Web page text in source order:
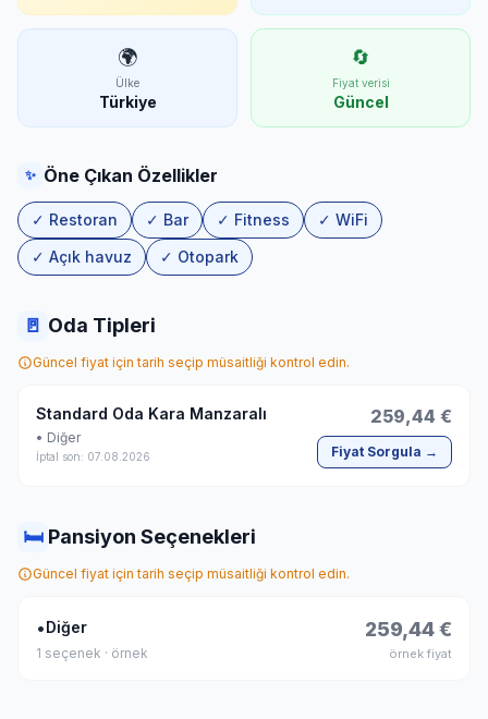
🌍
Ülke
Türkiye
🔄
Fiyat verisi
Güncel
✨ Öne Çıkan Özellikler
✓ Restoran ✓ Bar ✓ Fitness
✓ WiFi
✓ Açık havuz
✓ Otopark
🚪 Oda Tipleri
Güncel fiyat için tarih seçip müsaitliği kontrol edin.
Standard Oda Kara Manzaralı
• Diğer
İptal son: 07.08.2026
259,44 €
Fiyat Sorgula →
🛏 Pansiyon Seçenekleri
Güncel fiyat için tarih seçip müsaitliği kontrol edin.
•Diğer
1 seçenek · örnek
259,44 €
örnek fiyat